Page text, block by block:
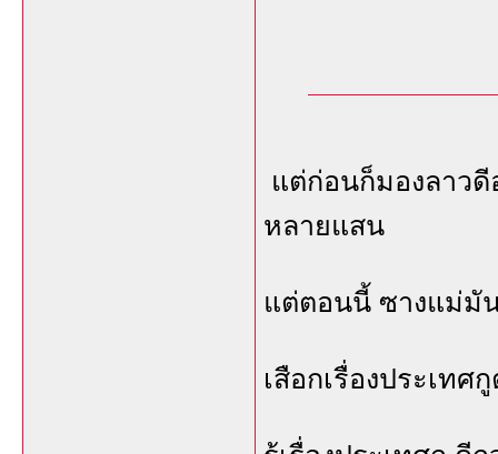
แต่ก่อนก็มองลาวดี
หลายแสน
แต่ตอนนี้ ซางแม่มั
เสือกเรื่องประเทศ